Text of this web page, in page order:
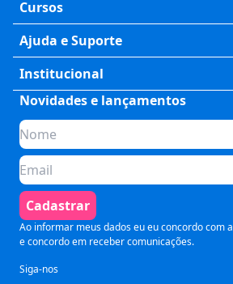
Cursos
Exatas
Humanas
Saúde
Tecnologia
Preparatórios
Comunicação
Pós Graduação
Ajuda e Suporte
Meus Cursos
Fale Conosco
Perguntas Frequentes
Formas de Pagamento
Política de Cancelamento
Termos de Uso
Segurança e Privacidade
Institucional
Quem somos
Planos de assinatura
Para Empresas
Seja um parceiro
Blog
Novidades e lançamentos
Cadastrar
Ao informar meus dados eu eu concordo com a
e concordo em receber comunicações.
Siga-nos